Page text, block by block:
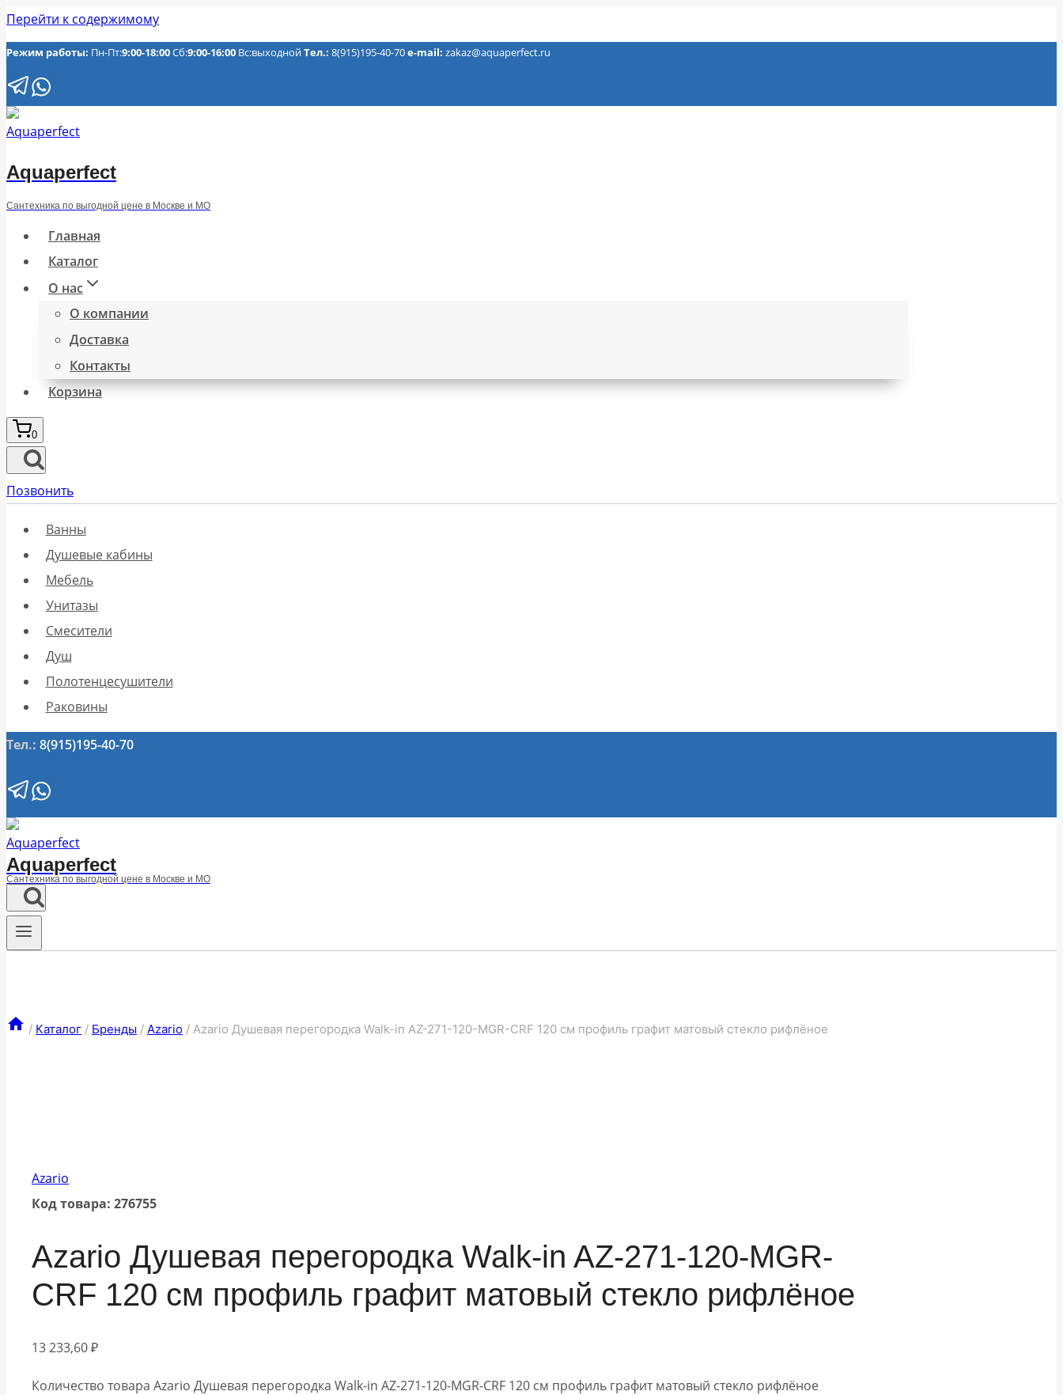
Перейти к содержимому
Режим работы: Пн-Пт:9:00-18:00Сб:9:00-16:00 Вс:выходнойТел.: 8(915)195-40-70e-mail: zakaz@aquaperfect.ru
Aquaperfect
Сантехника по выгодной цене в Москве и МО
Главная
Каталог
О нас
О компании
Доставка
Контакты
Корзина
0
Позвонить
Ванны
Душевые кабины
Мебель
Унитазы
Смесители
Душ
Полотенцесушители
Раковины
Тел.: 8(915)195-40-70
Aquaperfect
Сантехника по выгодной цене в Москве и МО
/ Каталог / Бренды / Azario / Azario Душевая перегородка Walk-in AZ-271-120-MGR-CRF 120 см профиль графит матовый стекло рифлёное
Azario
Код товара: 276755
Azario Душевая перегородка Walk-in AZ-271-120-MGR-
CRF 120 см профиль графит матовый стекло рифлёное
13 233,60₽
Количество товара Azario Душевая перегородка Walk-in AZ-271-120-MGR-CRF 120 см профиль графит матовый стекло рифлёное